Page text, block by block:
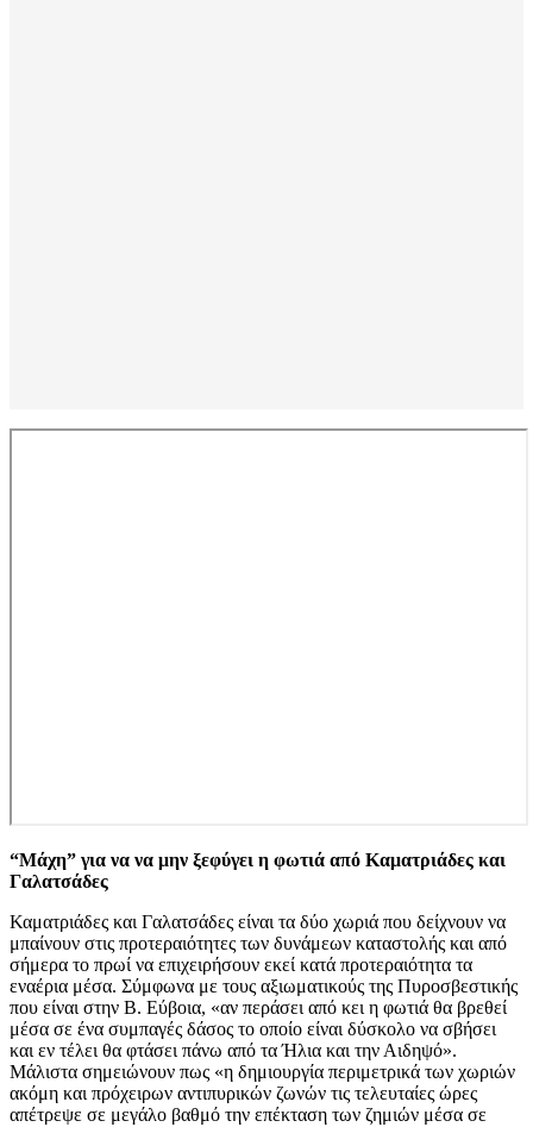
“Μάχη” για να να μην ξεφύγει η φωτιά από Καματριάδες και
Γαλατσάδες
Καματριάδες και Γαλατσάδες είναι τα δύο χωριά που δείχνουν να
μπαίνουν στις προτεραιότητες των δυνάμεων καταστολής και από
σήμερα το πρωί να επιχειρήσουν εκεί κατά προτεραιότητα τα
εναέρια μέσα. Σύμφωνα με τους αξιωματικούς της Πυροσβεστικής
που είναι στην Β. Εύβοια, «αν περάσει από κει η φωτιά θα βρεθεί
μέσα σε ένα συμπαγές δάσος το οποίο είναι δύσκολο να σβήσει
και εν τέλει θα φτάσει πάνω από τα Ήλια και την Αιδηψό».
Μάλιστα σημειώνουν πως «η δημιουργία περιμετρικά των χωριών
ακόμη και πρόχειρων αντιπυρικών ζωνών τις τελευταίες ώρες
απέτρεψε σε μεγάλο βαθμό την επέκταση των ζημιών μέσα σε